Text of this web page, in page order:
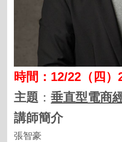
時間： 12/22 （四）
主題 ：垂直型電商
講師簡介
張智豪